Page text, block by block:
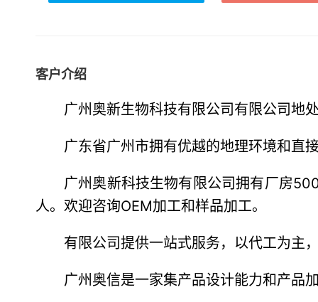
客户介绍
广州奥新生物科技有限公司有限公司地
广东省广州市拥有优越的地理环境和直
广州奥新科技生物有限公司拥有厂房
人。欢迎咨询OEM加工和样品加工。
有限公司提供一站式服务，以代工为主
广州奥信是一家集产品设计能力和产品